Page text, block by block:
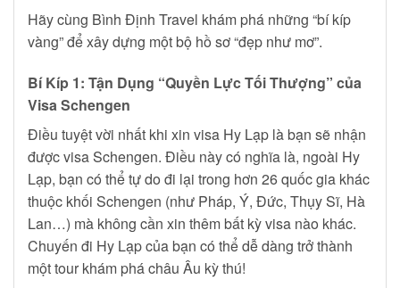
Hãy cùng Bình Định Travel khám phá những “bí kíp
vàng” để xây dựng một bộ hồ sơ “đẹp như mơ”.
Bí Kíp 1: Tận Dụng “Quyền Lực Tối Thượng” của
Visa Schengen
Điều tuyệt vời nhất khi xin visa Hy Lạp là bạn sẽ nhận
được visa Schengen. Điều này có nghĩa là, ngoài Hy
Lạp, bạn có thể tự do đi lại trong hơn 26 quốc gia khác
thuộc khối Schengen (như Pháp, Ý, Đức, Thụy Sĩ, Hà
Lan…) mà không cần xin thêm bất kỳ visa nào khác.
Chuyến đi Hy Lạp của bạn có thể dễ dàng trở thành
một tour khám phá châu Âu kỳ thú!